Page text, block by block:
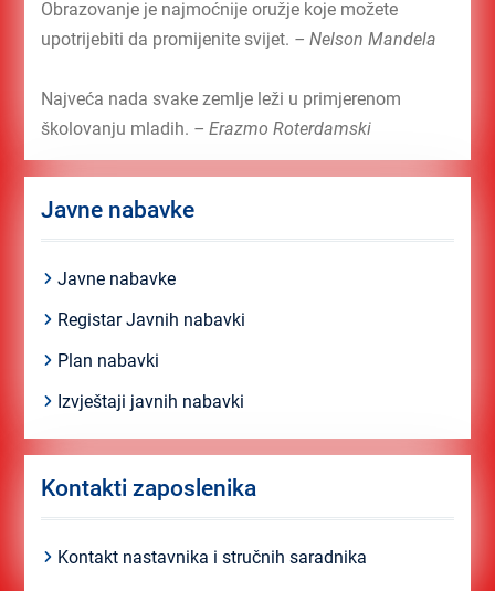
Obrazovanje je najmoćnije oružje koje možete
upotrijebiti da promijenite svijet. – Nelson Mandela
Najveća nada svake zemlje leži u primjerenom
školovanju mladih. – Erazmo Roterdamski
Javne nabavke
Javne nabavke
Registar Javnih nabavki
Plan nabavki
Izvještaji javnih nabavki
Kontakti zaposlenika
Kontakt nastavnika i stručnih saradnika